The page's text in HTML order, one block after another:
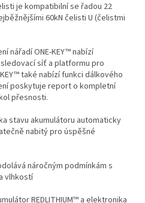
je kompatibilní se řadou 22
60kN čelisti U (čelistmi
nářadíONE-KEY™nabízí
síť a platformu pro
také nabízí funkci dálkového
poskytuje report o kompletní
přesnosti.
stavu akumulátoru automaticky
nabitý pro úspěšné
náročným podmínkám s
vlhkostí
REDLITHIUM™ a elektronika